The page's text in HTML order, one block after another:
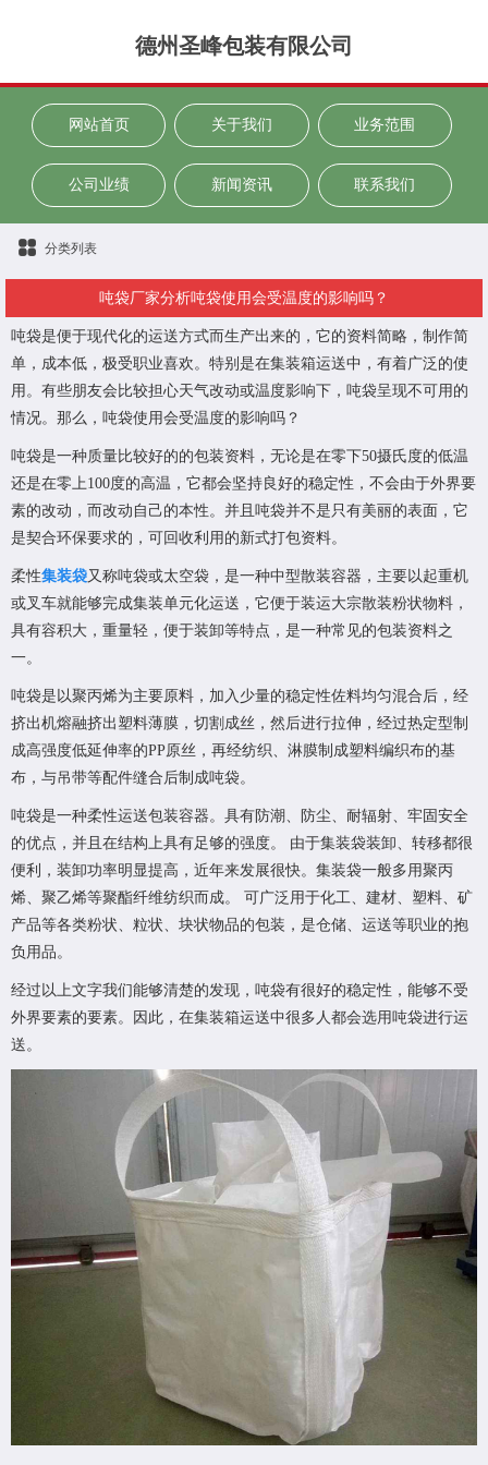
德州圣峰包装有限公司
网站首页 关于我们 业务范围
公司业绩 新闻资讯 联系我们
分类列表
吨袋厂家分析吨袋使用会受温度的影响吗？
吨袋是便于现代化的运送方式而生产出来的，它的资料简略，制作简
单，成本低，极受职业喜欢。特别是在集装箱运送中，有着广泛的使
用。有些朋友会比较担心天气改动或温度影响下，吨袋呈现不可用的
情况。那么，吨袋使用会受温度的影响吗？
吨袋是一种质量比较好的的包装资料，无论是在零下50摄氏度的低温
还是在零上100度的高温，它都会坚持良好的稳定性，不会由于外界要
素的改动，而改动自己的本性。并且吨袋并不是只有美丽的表面，它
是契合环保要求的，可回收利用的新式打包资料。
柔性集装袋又称吨袋或太空袋，是一种中型散装容器，主要以起重机
或叉车就能够完成集装单元化运送，它便于装运大宗散装粉状物料，
具有容积大，重量轻，便于装卸等特点，是一种常见的包装资料之
一。
吨袋是以聚丙烯为主要原料，加入少量的稳定性佐料均匀混合后，经
挤出机熔融挤出塑料薄膜，切割成丝，然后进行拉伸，经过热定型制
成高强度低延伸率的PP原丝，再经纺织、淋膜制成塑料编织布的基
布，与吊带等配件缝合后制成吨袋。
吨袋是一种柔性运送包装容器。具有防潮、防尘、耐辐射、牢固安全
的优点，并且在结构上具有足够的强度。 由于集装袋装卸、转移都很
便利，装卸功率明显提高，近年来发展很快。集装袋一般多用聚丙
烯、聚乙烯等聚酯纤维纺织而成。 可广泛用于化工、建材、塑料、矿
产品等各类粉状、粒状、块状物品的包装，是仓储、运送等职业的抱
负用品。
经过以上文字我们能够清楚的发现，吨袋有很好的稳定性，能够不受
外界要素的要素。因此，在集装箱运送中很多人都会选用吨袋进行运
送。